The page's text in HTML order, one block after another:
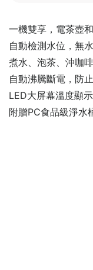
一機雙享，電茶壺
自動檢測水位，無
煮水、泡茶、沖咖
自動沸騰斷電，防
LED大屏幕溫度顯
附贈PC食品級淨水